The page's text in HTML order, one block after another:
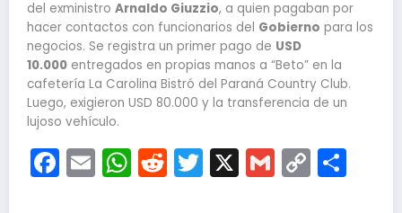
del exministro Arnaldo Giuzzio, a quien pagaban por
hacer contactos con funcionarios del Gobierno para los
negocios. Se registra un primer pago de USD
10.000 entregados en propias manos a “Beto” en la
cafetería La Carolina Bistró del Paraná Country Club.
Luego, exigieron USD 80.000 y la transferencia de un
lujoso vehículo.
Facebook
EmailWhatsApp
Reddit
Twitter
X Gmail
Copy
Link